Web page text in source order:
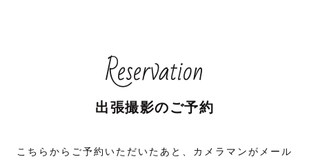
Reservation
出張撮影のご予約
こちらからご予約いただいたあと、カメラマンがメール